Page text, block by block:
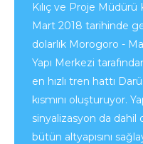
Kılıç ve Proje Müdürü
Mart 2018 tarihinde
dolarlık Morogoro -
Yapı Merkezi
en hızlı tren hattı
kısmını oluşturuyor.
sinyalizasyon da
bütün altyapısını